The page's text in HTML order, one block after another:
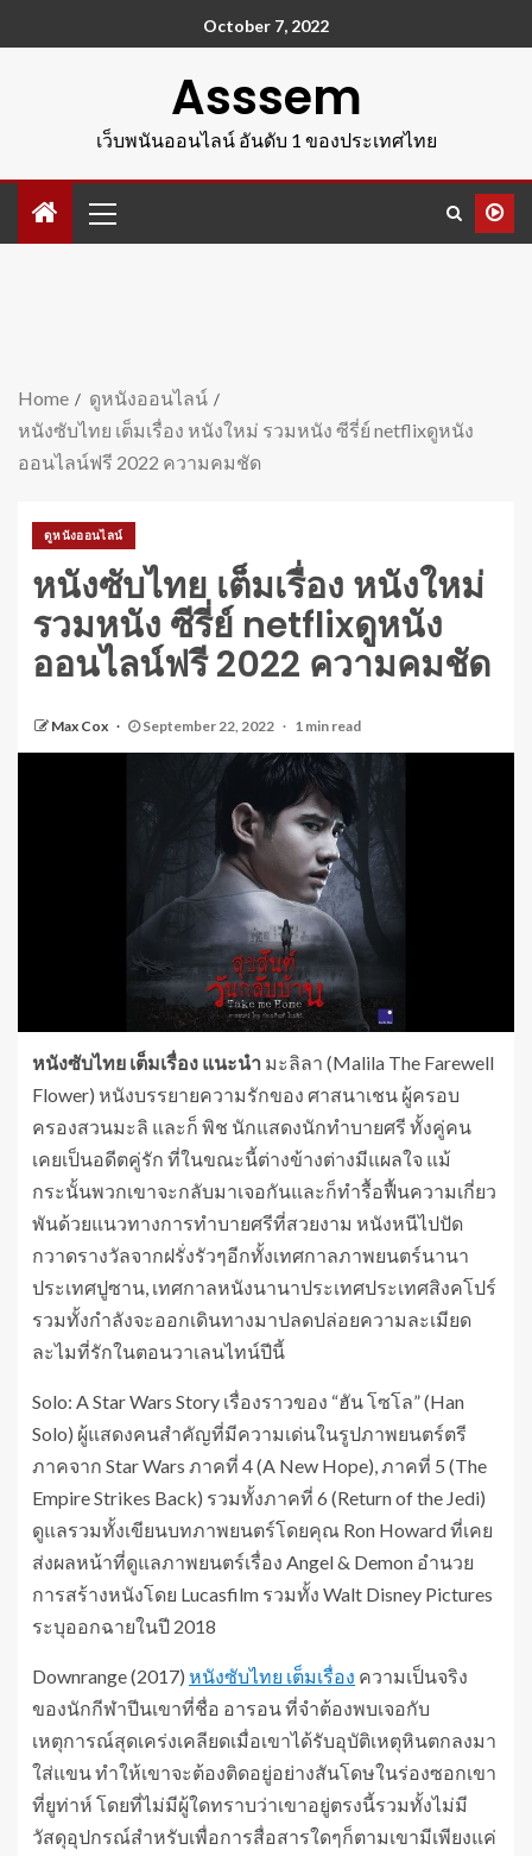
October 7, 2022
Asssem
เว็บพนันออนไลน์ อันดับ 1 ของประเทศไทย
Home
ดูหนังออนไลน์
หนังซับไทย เต็มเรื่อง หนังใหม่ รวมหนัง ซีรี่ย์ netflixดูหนัง
ออนไลน์ฟรี 2022 ความคมชัด
ดูหนังออนไลน์
หนังซับไทย เต็มเรื่อง หนังใหม่
รวมหนัง ซีรี่ย์ netflixดูหนัง
ออนไลน์ฟรี 2022 ความคมชัด
Max Cox September 22, 2022 1 min read
หนังซับไทย เต็มเรื่อง แนะนำ มะลิลา (Malila The Farewell
Flower) หนังบรรยายความรักของ ศาสนาเชน ผู้ครอบ
ครองสวนมะลิ และก็ พิช นักแสดงนักทำบายศรี ทั้งคู่คน
เคยเป็นอดีตคู่รัก ที่ในขณะนี้ต่างข้างต่างมีแผลใจ แม้
กระนั้นพวกเขาจะกลับมาเจอกันและก็ทำรื้อฟื้นความเกี่ยว
พันด้วยแนวทางการทำบายศรีที่สวยงาม หนังหนีไปปัด
กวาดรางวัลจากฝรั่งรัวๆอีกทั้งเทศกาลภาพยนตร์นานา
ประเทศปูซาน, เทศกาลหนังนานาประเทศประเทศสิงคโปร์
รวมทั้งกำลังจะออกเดินทางมาปลดปล่อยความละเมียด
ละไมที่รักในตอนวาเลนไทน์ปีนี้
Solo: A Star Wars Story เรื่องราวของ “ฮัน โซโล” (Han
Solo) ผู้แสดงคนสำคัญที่มีความเด่นในรูปภาพยนตร์ตรี
ภาคจาก Star Wars ภาคที่ 4 (A New Hope), ภาคที่ 5 (The
Empire Strikes Back) รวมทั้งภาคที่ 6 (Return of the Jedi)
ดูแลรวมทั้งเขียนบทภาพยนตร์โดยคุณ Ron Howard ที่เคย
ส่งผลหน้าที่ดูแลภาพยนตร์เรื่อง Angel & Demon อำนวย
การสร้างหนังโดย Lucasfilm รวมทั้ง Walt Disney Pictures
ระบุออกฉายในปี 2018
Downrange (2017) หนังซับไทย เต็มเรื่อง ความเป็นจริง
ของนักกีฬาปีนเขาที่ชื่อ อารอน ที่จำต้องพบเจอกับ
เหตุการณ์สุดเคร่งเคลียดเมื่อเขาได้รับอุบัติเหตุหินตกลงมา
ใส่แขน ทำให้เขาจะต้องติดอยู่อย่างสันโดษในร่องซอกเขา
ที่ยูท่าห์ โดยที่ไม่มีผู้ใดทราบว่าเขาอยู่ตรงนี้รวมทั้งไม่มี
วัสดุอุปกรณ์สำหรับเพื่อการสื่อสารใดๆก็ตามเขามีเพียงแค่